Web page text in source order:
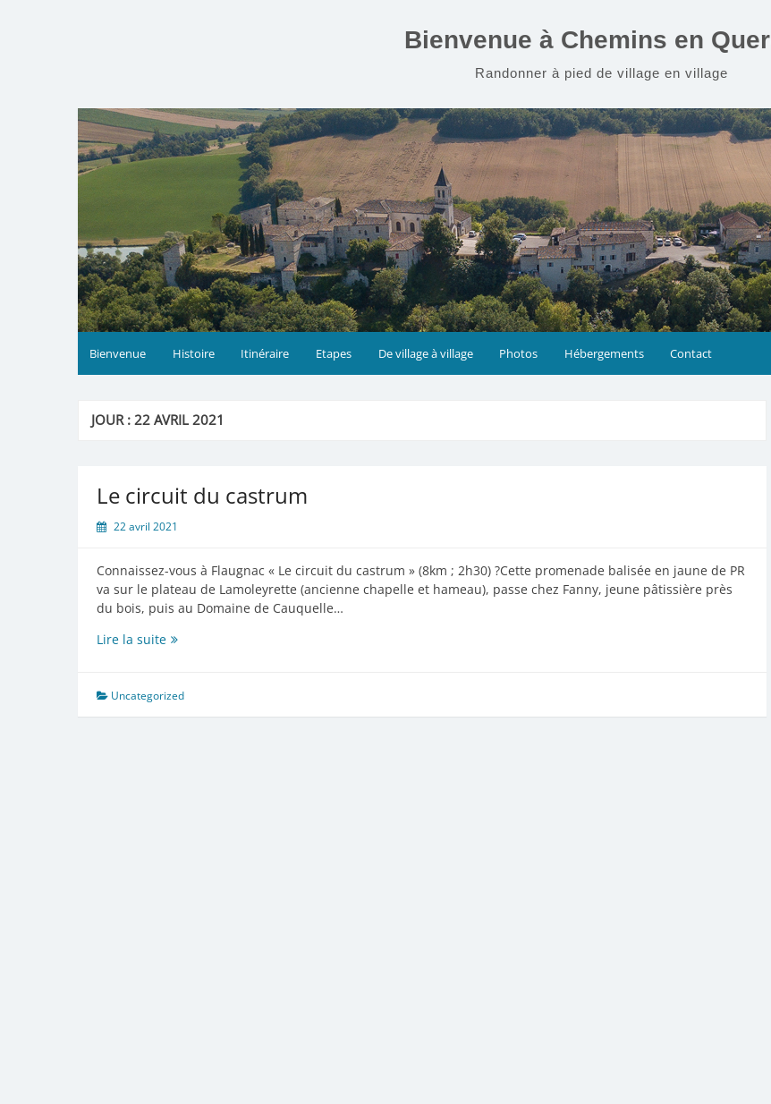
Bienvenue à Chemins en
Randonner à pied de village en village
Bienvenue Histoire Itinéraire Etapes De village à village Photos Hébergements Contact
JOUR :22 AVRIL 2021
Le circuit du castrum
22 avril 2021
Connaissez-vous à Flaugnac « Le circuit du castrum » (8km ; 2h30) ?Cette promenade balisée en jaune de PR
va sur le plateau de Lamoleyrette (ancienne chapelle et hameau), passe chez Fanny, jeune pâtissière près
du bois, puis au Domaine de Cauquelle…
Lire la suiteLe
castrum
Uncategorized